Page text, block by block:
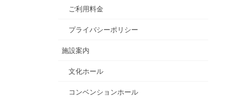
ご利用料金
プライバシーポリシー
施設案内
文化ホール
コンベンションホール